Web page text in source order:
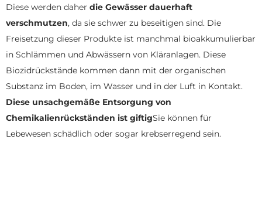
Diese werden daher die Gewässer dauerhaft
verschmutzen, da sie schwer zu beseitigen sind. Die
Freisetzung dieser Produkte ist manchmal bioakkumulierbar
in Schlämmen und Abwässern von Kläranlagen. Diese
Biozidrückstände kommen dann mit der organischen
Substanz im Boden, im Wasser und in der Luft in Kontakt.
Diese unsachgemäße Entsorgung von
Chemikalienrückständen ist giftigSie können für
Lebewesen schädlich oder sogar krebserregend sein.